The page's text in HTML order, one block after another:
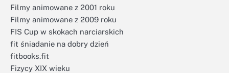
Filmy animowane z 2001 roku
Filmy animowane z 2009 roku
FIS Cup w skokach narciarskich
fit śniadanie na dobry dzień
fitbooks.fit
Fizycy XIX wieku